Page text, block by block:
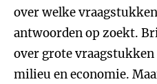
over welke
antwoorden op zoekt.
over grote vraagstukken
milieu en economie.